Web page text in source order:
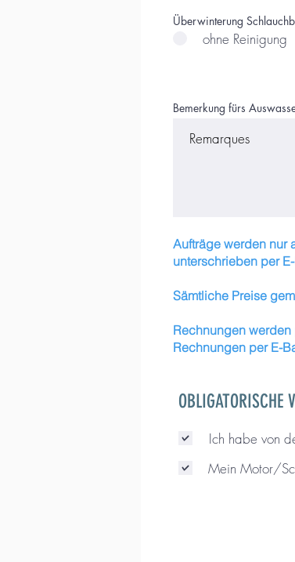
Überwinterung
ohne Reinigung
Bemerkung fürs
Aufträge werden nur
unterschrieben per
Sämtliche Preise
Rechnungen werden
Rechnungen per E-
OBLIGATORISCHE
Ich habe von
Mein Motor/